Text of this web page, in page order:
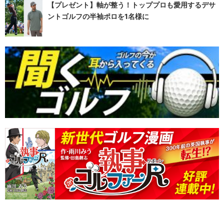
【プレゼント】軸が整う！トッププロも愛用するデサ
ントゴルフの半袖ポロを1名様に